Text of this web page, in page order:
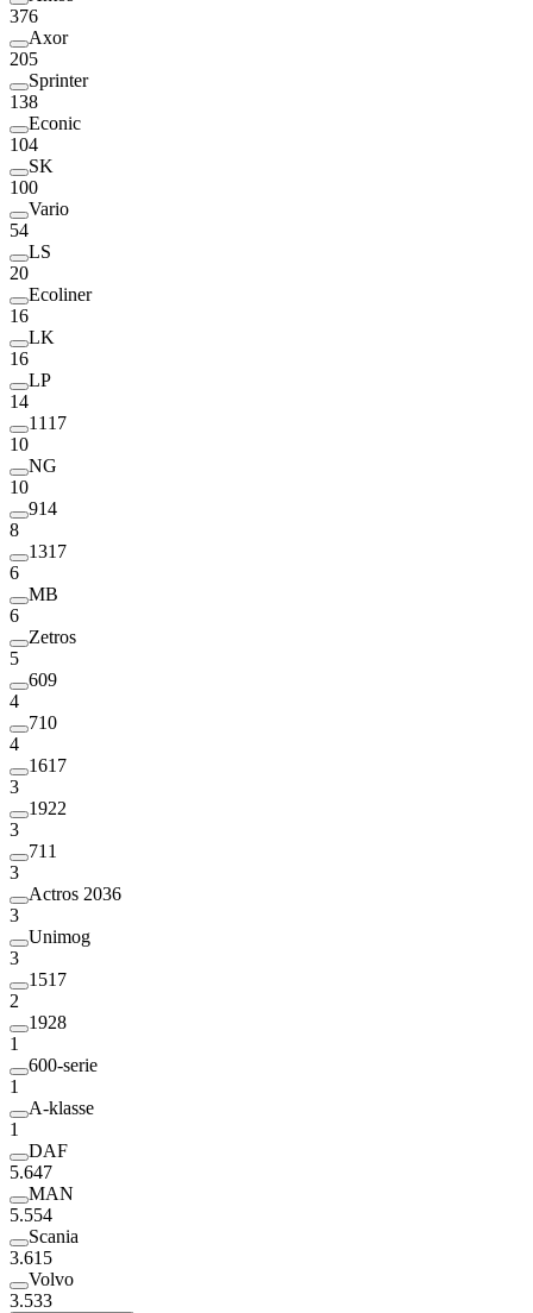
376
Axor
205
Sprinter
138
Econic
104
SK
100
Vario
54
LS
20
Ecoliner
16
LK
16
LP
14
1117
10
NG
10
914
8
1317
6
MB
6
Zetros
5
609
4
710
4
1617
3
1922
3
711
3
Actros 2036
3
Unimog
3
1517
2
1928
1
600-serie
1
A-klasse
1
DAF
5.647
MAN
5.554
Scania
3.615
Volvo
3.533